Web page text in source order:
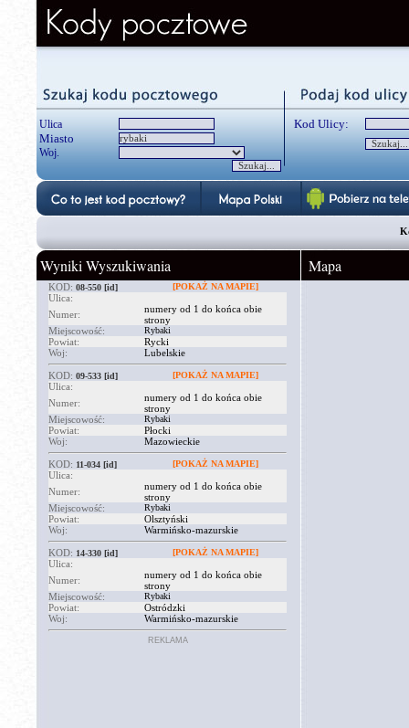
Ulica
Miasto
Woj.
Kod Ulicy:
Wyniki Wyszukiwania
KOD: 08-550 [id] [POKAŻ NA MAPIE]
Ulica:
Numer:
numery od 1 do końca obie
strony
Miejscowość:
Rybaki
Powiat:
Rycki
Woj:
Lubelskie
KOD: 09-533 [id] [POKAŻ NA MAPIE]
Ulica:
Numer:
numery od 1 do końca obie
strony
Miejscowość:
Rybaki
Powiat:
Płocki
Woj:
Mazowieckie
KOD: 11-034 [id] [POKAŻ NA MAPIE]
Ulica:
Numer:
numery od 1 do końca obie
strony
Miejscowość:
Rybaki
Powiat:
Olsztyński
Woj:
Warmińsko-mazurskie
KOD: 14-330 [id] [POKAŻ NA MAPIE]
Ulica:
Numer:
numery od 1 do końca obie
strony
Miejscowość:
Rybaki
Powiat:
Ostródzki
Woj:
Warmińsko-mazurskie
REKLAMA
Mapa